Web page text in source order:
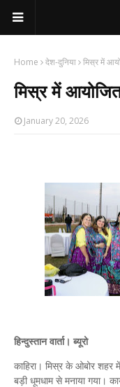
Home देश-दुनिया मिस्र में
मिस्र में
January 20, 2026
हिन्दुस्तान वार्ता। ब्यूरो
काहिरा। मिस्र के ओबोर शहर
बड़ी धूमधाम से मनाया गया।